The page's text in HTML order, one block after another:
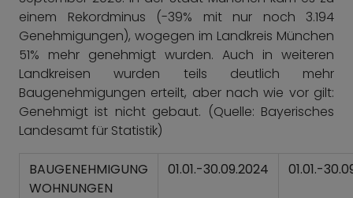
einem Rekordminus (-39% mit nur noch 3.194
Genehmigungen), wogegen im Landkreis München
51% mehr genehmigt wurden. Auch in weiteren
Landkreisen wurden teils deutlich mehr
Baugenehmigungen erteilt, aber nach wie vor gilt:
Genehmigt ist nicht gebaut. (Quelle: Bayerisches
Landesamt für Statistik)
BAUGENEHMIGUNG
WOHNUNGEN
01.01.-30.09.2024 01.01.-